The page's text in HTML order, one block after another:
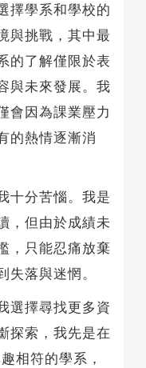
擇學系和學校的
與挑戰，其中最
的了解僅限於表
與未來發展。我
會因為課業壓力
的熱情逐漸消
分苦惱。我是
，但由於成績未
，只能忍痛放棄
失落與迷惘。
擇尋找更多資
探索，我先是在
相符的學系，